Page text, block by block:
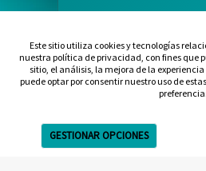
Este sitio utiliza cookies y tecnologías
nuestra política de privacidad, con fines que
sitio, el análisis, la mejora de la
puede optar por consentir nuestro uso de
GESTIONAR OPCIONES